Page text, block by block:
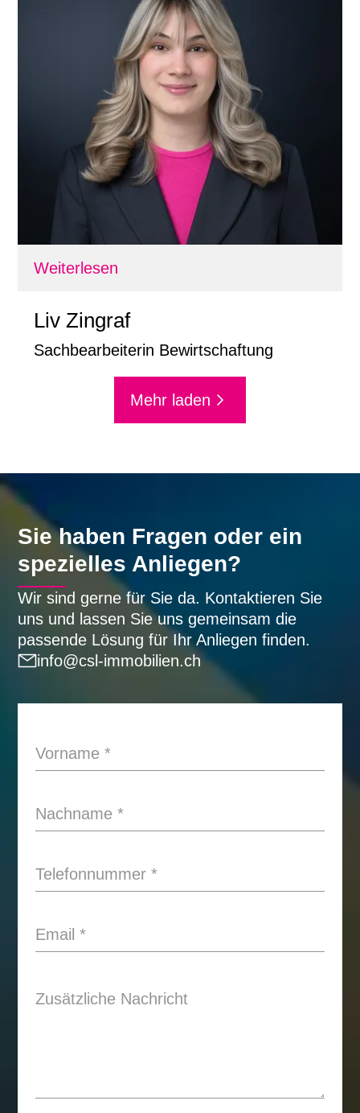
Weiterlesen
Liv Zingraf
Sachbearbeiterin Bewirtschaftung
Mehr laden
Sie haben Fragen oder ein
spezielles Anliegen?
Wir sind gerne für Sie da. Kontaktieren Sie
uns und lassen Sie uns gemeinsam die
passende Lösung für Ihr Anliegen finden.
info@csl-immobilien.ch
Vorname *
Nachname *
Telefonnummer *
Email *
Zusätzliche Nachricht